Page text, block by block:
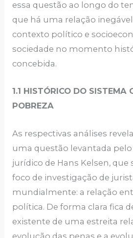
essa questão ao longo do
que há uma relação
contexto político e
sociedade no momento
concebida.
1.1 HISTÓRICO DO SISTEMA
POBREZA
As respectivas análises
uma questão levantada
jurídico de Hans Kelsen,
foco de investigação de
mundialmente: a relação
política. De forma clara fica
existente de uma estreita
evolução das penas e a